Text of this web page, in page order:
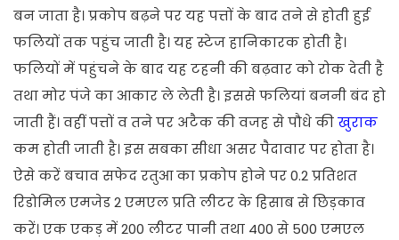
बन जाता है। प्रकोप बढ़ने पर यह पत्तों के बाद तने से होती हुई
फलियों तक पहुंच जाती है। यह स्टेज हानिकारक होती है।
फलियों में पहुंचने के बाद यह टहनी की बढ़वार को रोक देती है
तथा मोर पंजे का आकार ले लेती है। इससे फलियां बननी बंद हो
जाती हैं। वहीं पत्तों व तने पर अटैक की वजह से पौधे कीखुराक
कम होती जाती है। इस सबका सीधा असर पैदावार पर होता है।
ऐसे करें बचाव सफेद रतुआ का प्रकोप होने पर 0.2 प्रतिशत
रिडोमिल एमजेड 2 एमएल प्रति लीटर के हिसाब से छिड़काव
करें। एक एकड़ में 200 लीटर पानी तथा 400 से 500 एमएल